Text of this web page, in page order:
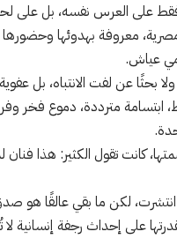
على العرس نفسه، بل على
معروفة بهدوئها
عياش.
بحثًا عن لفت الانتباه، بل
ابتسامة مترددة، دموع
صمتها، كانت تقول الكثير:
لكن ما بقي عالقًا هو
على إحداث رجفة إنسانية